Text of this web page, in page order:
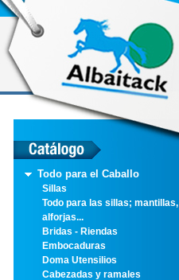
Todo para el Caballo
Sillas
Todo para las sillas; mantillas,
alforjas...
Bridas - Riendas
Embocaduras
Doma Utensilios
Cabezadas y ramales